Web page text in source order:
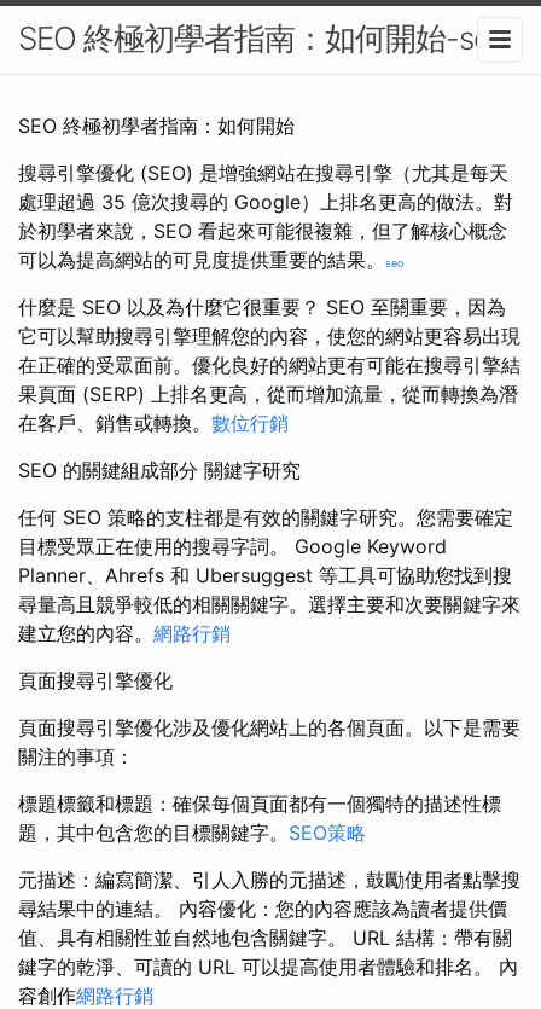
SEO 終極初學者指南：如何開始-seo
SEO 終極初學者指南：如何開始
搜尋引擎優化 (SEO) 是增強網站在搜尋引擎（尤其是每天
處理超過 35 億次搜尋的 Google）上排名更高的做法。對
於初學者來說，SEO 看起來可能很複雜，但了解核心概念
可以為提高網站的可見度提供重要的結果。
seo
什麼是 SEO 以及為什麼它很重要？ SEO 至關重要，因為
它可以幫助搜尋引擎理解您的內容，使您的網站更容易出現
在正確的受眾面前。優化良好的網站更有可能在搜尋引擎結
果頁面 (SERP) 上排名更高，從而增加流量，從而轉換為潛
在客戶、銷售或轉換。 數位行銷
SEO 的關鍵組成部分 關鍵字研究
任何 SEO 策略的支柱都是有效的關鍵字研究。您需要確定
目標受眾正在使用的搜尋字詞。 Google Keyword
Planner、Ahrefs 和 Ubersuggest 等工具可協助您找到搜
尋量高且競爭較低的相關關鍵字。選擇主要和次要關鍵字來
建立您的內容。 網路行銷
頁面搜尋引擎優化
頁面搜尋引擎優化涉及優化網站上的各個頁面。以下是需要
關注的事項：
標題標籤和標題：確保每個頁面都有一個獨特的描述性標
題，其中包含您的目標關鍵字。 SEO策略
元描述：編寫簡潔、引人入勝的元描述，鼓勵使用者點擊搜
尋結果中的連結。 內容優化：您的內容應該為讀者提供價
值、具有相關性並自然地包含關鍵字。 URL 結構：帶有關
鍵字的乾淨、可讀的 URL 可以提高使用者體驗和排名。 內
容創作網路行銷